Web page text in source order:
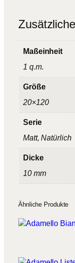
M
n
Maßeinheit
1 q.m.
Größe
20×120
Serie
Matt, Natürlich
Dicke
10 mm
Ähnliche Produkte